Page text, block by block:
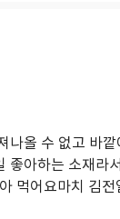
나올 수 없고 바깥
좋아하는 소재라
먹어요마치 김전